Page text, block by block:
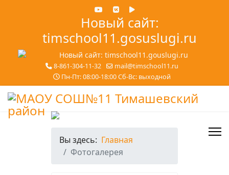
Новый сайт:
timschool11.gosuslugi.ru
8-861-304-11-32
mail@timschool11.ru
Пн-Пт: 08:00-18:00 Сб-Вс: выходной
Вы здесь: Главная
Фотогалерея